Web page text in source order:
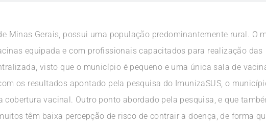
Minas Gerais, possui uma população predominantemente rural. O
equipada e com profissionais capacitados para realização das
visto que o município é pequeno e uma única sala de
os resultados apontado pela pesquisa do ImunizaSUS, o
vacinal. Outro ponto abordado pela pesquisa, e que
têm baixa percepção de risco de contrair a doença, de forma